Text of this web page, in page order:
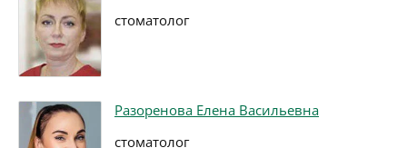
стоматолог
Разоренова Елена Васильевна
стоматолог